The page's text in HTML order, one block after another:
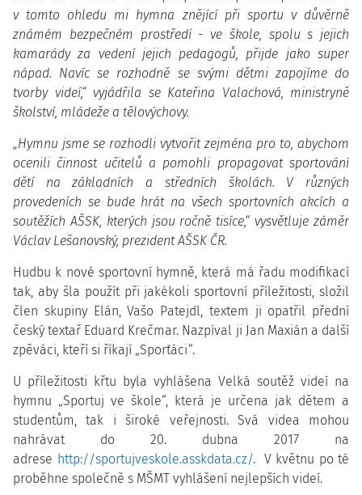
v tomto ohledu mi hymna znějící při sportu v důvěrně
známém bezpečném prostředí - ve škole, spolu s jejich
kamarády za vedení jejich pedagogů, přijde jako super
nápad. Navíc se rozhodně se svými dětmi zapojíme do
tvorby videí,“ vyjádřila se Kateřina Valachová, ministryně
školství, mládeže a tělovýchovy.
„Hymnu jsme se rozhodli vytvořit zejména pro to, abychom
ocenili činnost učitelů a pomohli propagovat sportování
dětí na základních a středních školách.
V různých
provedeních se bude hrát na všech sportovních akcích a
soutěžích AŠSK, kterých jsou ročně tisíce,“ vysvětluje záměr
Václav Lešanovský, prezident AŠSK ČR.
Hudbu k nové sportovní hymně, která má řadu modifikací
tak, aby šla použít při jakékoli sportovní příležitosti, složil
člen skupiny Elán, Vašo Patejdl, textem ji opatřil přední
český textař Eduard Krečmar. Nazpíval ji Jan Maxián a další
zpěváci, kteří si říkají „Sporťáci“.
U příležitosti křtu byla vyhlášena Velká soutěž videí na
hymnu „Sportuj ve škole“, která je určena jak dětem a
studentům, tak i široké veřejnosti. Svá videa mohou
nahrávat do 20. dubna 2017 na
adrese http://sportujveskole.asskdata.cz/. V květnu po té
proběhne společně s MŠMT vyhlášení nejlepších videí.